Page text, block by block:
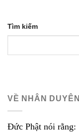
Tìm kiếm
VỀ NHÂN DUYÊN
Đức Phật nói rằng: